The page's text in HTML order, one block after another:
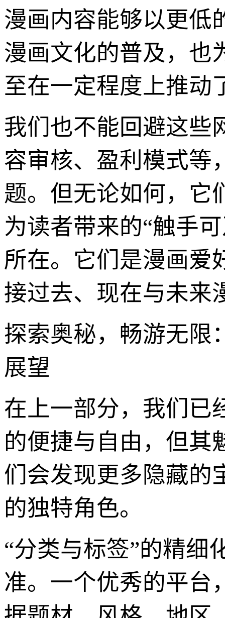
漫画内容能够以更低
漫画文化的普及，也
至在一定程度上推动
我们也不能回避这些
容审核、盈利模式等
题。但无论如何，它
为读者带来的“触手
所在。它们是漫画爱
接过去、现在与未来
探索奥秘，畅游无限
展望
在上一部分，我们已
的便捷与自由，但其
们会发现更多隐藏的
的独特角色。
“分类与标签”的精细
准。一个优秀的平台